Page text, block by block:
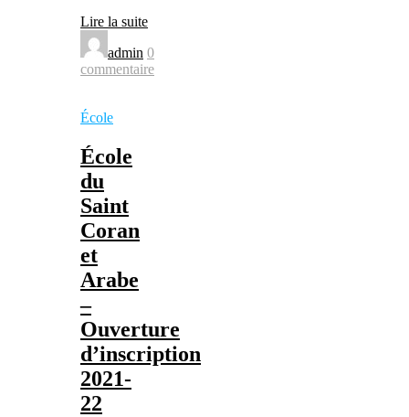
Lire la suite
admin 0
commentaire
École
École
du
Saint
Coran
et
Arabe
–
Ouverture
d’inscription
2021-
22